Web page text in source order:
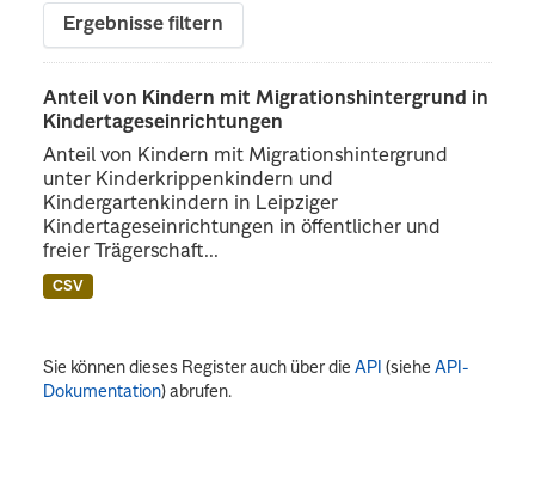
Ergebnisse filtern
Anteil von Kindern mit Migrationshintergrund in
Kindertageseinrichtungen
Anteil von Kindern mit Migrationshintergrund
unter Kinderkrippenkindern und
Kindergartenkindern in Leipziger
Kindertageseinrichtungen in öffentlicher und
freier Trägerschaft...
CSV
Sie können dieses Register auch über dieAPI (sieheAPI-
Dokumentation) abrufen.